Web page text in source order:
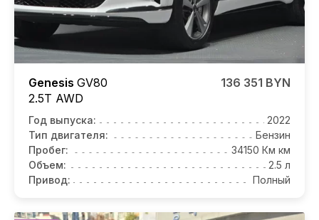
Genesis GV80
2.5T AWD
136 351 BYN
Год выпуска:
2022
Тип двигателя:
Бензин
Пробег:
34150 Км км
Объем:
2.5 л
Привод:
Полный